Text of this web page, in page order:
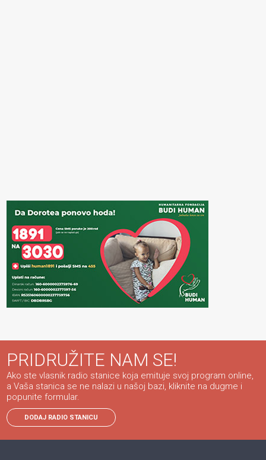
PRIDRUŽITE NAM SE!
Ako ste vlasnik radio stanice koja emituje svoj program online,
a Vaša stanica se ne nalazi u našoj bazi, kliknite na dugme i
popunite formular.
DODAJ RADIO STANICU